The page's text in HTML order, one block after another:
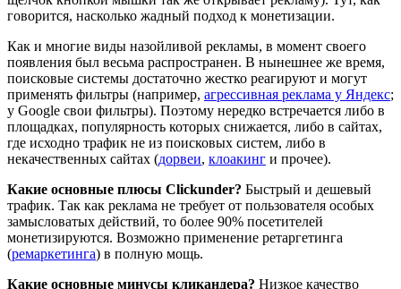
говорится, насколько жадный подход к монетизации.
Как и многие виды назойливой рекламы, в момент своего
появления был весьма распространен. В нынешнее же время,
поисковые системы достаточно жестко реагируют и могут
применять фильтры (например, агрессивная реклама у Яндекс;
у Google свои фильтры). Поэтому нередко встречается либо в
площадках, популярность которых снижается, либо в сайтах,
где исходно трафик не из поисковых систем, либо в
некачественных сайтах (дорвеи, клоакинг и прочее).
Какие основные плюсы Clickunder? Быстрый и дешевый
трафик. Так как реклама не требует от пользователя особых
замысловатых действий, то более 90% посетителей
монетизируются. Возможно применение ретаргетинга
(ремаркетинга) в полную мощь.
Какие основные минусы кликандера? Низкое качество